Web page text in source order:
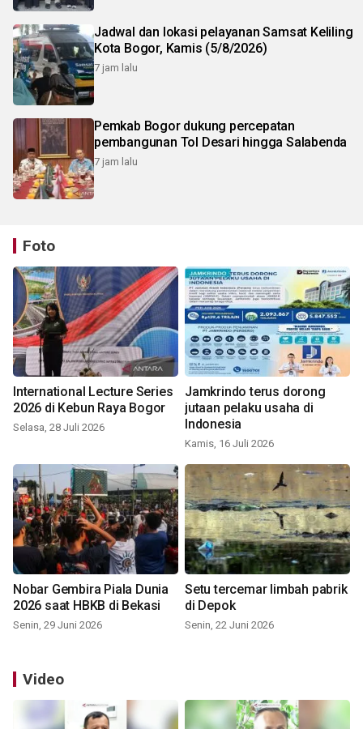
Jadwal dan lokasi pelayanan Samsat Keliling
Kota Bogor, Kamis (5/8/2026)
7 jam lalu
Pemkab Bogor dukung percepatan
pembangunan Tol Desari hingga Salabenda
7 jam lalu
Foto
International Lecture Series
2026 di Kebun Raya Bogor
Selasa, 28 Juli 2026
Jamkrindo terus dorong
jutaan pelaku usaha di
Indonesia
Kamis, 16 Juli 2026
Nobar Gembira Piala Dunia
2026 saat HBKB di Bekasi
Senin, 29 Juni 2026
Setu tercemar limbah pabrik
di Depok
Senin, 22 Juni 2026
Video